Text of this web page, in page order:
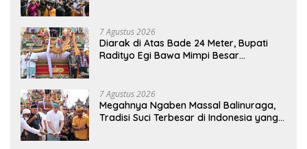
7 Agustus 2026
Diarak di Atas Bade 24 Meter, Bupati
Radityo Egi Bawa Mimpi Besar
7 Agustus 2026
Megahnya Ngaben Massal Balinuraga,
Tradisi Suci Terbesar di Indonesia yang